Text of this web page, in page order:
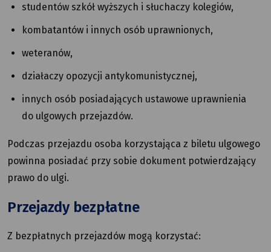
studentów szkół wyższych i słuchaczy kolegiów,
kombatantów i innych osób uprawnionych,
weteranów,
działaczy opozycji antykomunistycznej,
innych osób posiadających ustawowe uprawnienia
do ulgowych przejazdów.
Podczas przejazdu osoba korzystająca z biletu ulgowego
powinna posiadać przy sobie dokument potwierdzający
prawo do ulgi.
Przejazdy bezpłatne
Z bezpłatnych przejazdów mogą korzystać: